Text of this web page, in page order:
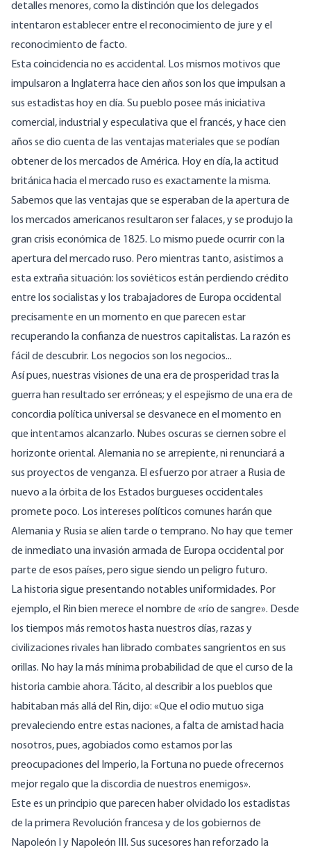
detalles menores, como la distinción que los delegados
intentaron establecer entre el reconocimiento de jure y el
reconocimiento de facto.
Esta coincidencia no es accidental. Los mismos motivos que
impulsaron a Inglaterra hace cien años son los que impulsan a
sus estadistas hoy en día. Su pueblo posee más iniciativa
comercial, industrial y especulativa que el francés, y hace cien
años se dio cuenta de las ventajas materiales que se podían
obtener de los mercados de América. Hoy en día, la actitud
británica hacia el mercado ruso es exactamente la misma.
Sabemos que las ventajas que se esperaban de la apertura de
los mercados americanos resultaron ser falaces, y se produjo la
gran crisis económica de 1825. Lo mismo puede ocurrir con la
apertura del mercado ruso. Pero mientras tanto, asistimos a
esta extraña situación: los soviéticos están perdiendo crédito
entre los socialistas y los trabajadores de Europa occidental
precisamente en un momento en que parecen estar
recuperando la confianza de nuestros capitalistas. La razón es
fácil de descubrir. Los negocios son los negocios...
Así pues, nuestras visiones de una era de prosperidad tras la
guerra han resultado ser erróneas; y el espejismo de una era de
concordia política universal se desvanece en el momento en
que intentamos alcanzarlo. Nubes oscuras se ciernen sobre el
horizonte oriental. Alemania no se arrepiente, ni renunciará a
sus proyectos de venganza. El esfuerzo por atraer a Rusia de
nuevo a la órbita de los Estados burgueses occidentales
promete poco. Los intereses políticos comunes harán que
Alemania y Rusia se alíen tarde o temprano. No hay que temer
de inmediato una invasión armada de Europa occidental por
parte de esos países, pero sigue siendo un peligro futuro.
La historia sigue presentando notables uniformidades. Por
ejemplo, el Rin bien merece el nombre de «río de sangre». Desde
los tiempos más remotos hasta nuestros días, razas y
civilizaciones rivales han librado combates sangrientos en sus
orillas. No hay la más mínima probabilidad de que el curso de la
historia cambie ahora. Tácito, al describir a los pueblos que
habitaban más allá del Rin, dijo: «Que el odio mutuo siga
prevaleciendo entre estas naciones, a falta de amistad hacia
nosotros, pues, agobiados como estamos por las
preocupaciones del Imperio, la Fortuna no puede ofrecernos
mejor regalo que la discordia de nuestros enemigos».
Este es un principio que parecen haber olvidado los estadistas
de la primera Revolución francesa y de los gobiernos de
Napoleón I y Napoleón III. Sus sucesores han reforzado la